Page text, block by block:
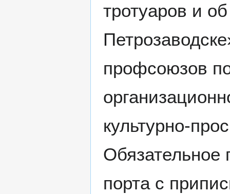
тротуаров и
профсоюзов
культурно-
Обязательное
порта с